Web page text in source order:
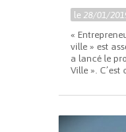
le 28/01/
«
ville » est
a lancé le
Ville ».